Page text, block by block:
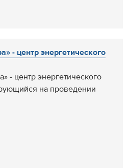
- центр энергетического
- центр энергетического
на проведении